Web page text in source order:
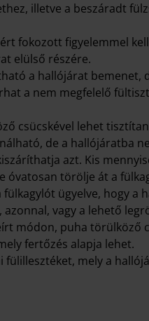
illetve a beszáradt
fokozott figyelemmel
elülső részére.
a hallójárat bemenet,
a nem megfelelő
csücskével lehet
de a hallójáratba
azt. Kis
törölje át a
ügyelve, hogy a
azonnal, vagy a lehető
módon, puha törülköző
fertőzés alapja lehet.
fülillesztéket, mely a